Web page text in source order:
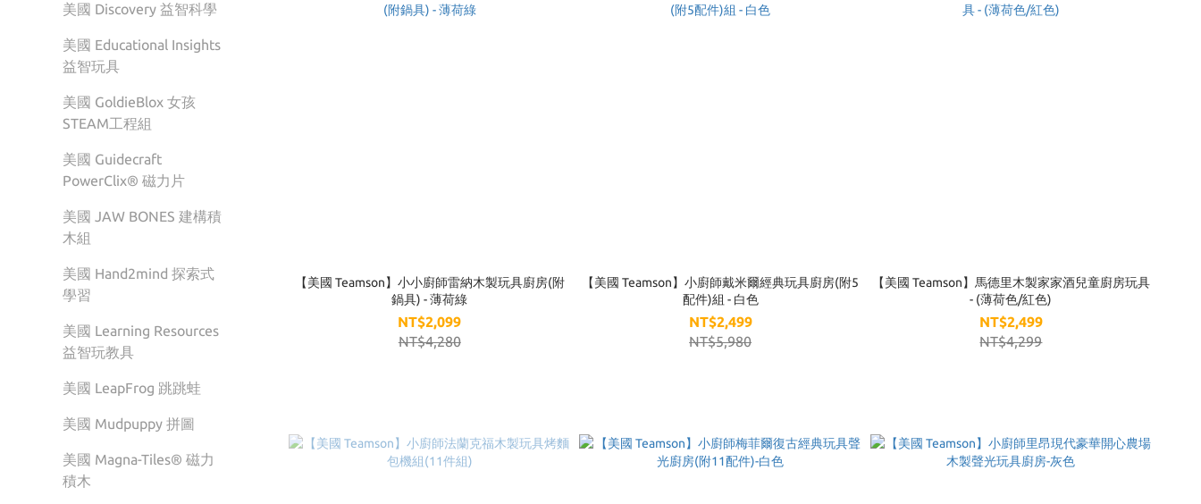
美國 Discovery 益智科學
美國 Educational Insights
益智玩具
美國 GoldieBlox 女孩
STEAM工程組
美國 Guidecraft
PowerClix® 磁力片
美國 JAW BONES 建構積
木組
美國 Hand2mind 探索式
學習
美國 Learning Resources
益智玩教具
美國 LeapFrog 跳跳蛙
美國 Mudpuppy 拼圖
美國 Magna-Tiles® 磁力
積木
【美國 Teamson】小小廚師雷納木製玩具廚房(附
鍋具) - 薄荷綠
NT$2,099
NT$4,280
【美國 Teamson】小廚師戴米爾經典玩具廚房(附5
配件)組 - 白色
NT$2,499
NT$5,980
【美國 Teamson】馬德里木製家家酒兒童廚房玩具
- (薄荷色/紅色)
NT$2,499
NT$4,299